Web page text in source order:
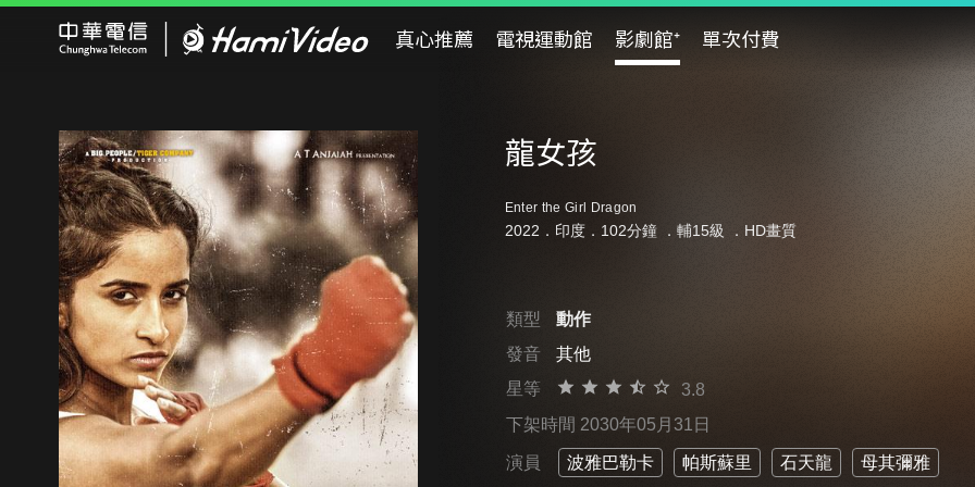
真心推薦 電視運動館 影劇館⁺ 單次付費
龍女孩
Enter the Girl Dragon
2022．印度．102分鐘 ． 輔15級 ．HD畫質
類型
動作
發音
其他
星等
3.8
下架時間 2030年05月31日
演員 波雅巴勒卡 帕斯蘇里 石天龍 母其彌雅